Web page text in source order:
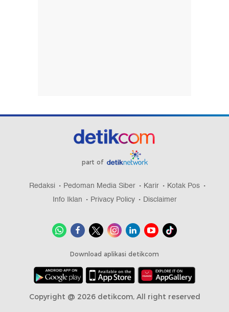
part of
Redaksi Pedoman Media Siber Karir
Kotak Pos
Info Iklan
Privacy Policy Disclaimer
Download aplikasi detikcom
Copyright @ 2026 detikcom, All right reserved